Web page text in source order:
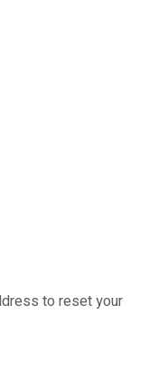
to reset your